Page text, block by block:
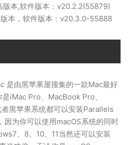
版本,软件版本：v20.2.2(55879)
本，软件版本：v20.3.0-55888
是由黑苹果屋搜集的一款Mac最好
iMac Pro、MacBook Pro、
黑苹果系统都可以安装Parallels
因为你可以使用macOS系统的同时
、8、10、11当然还可以安装